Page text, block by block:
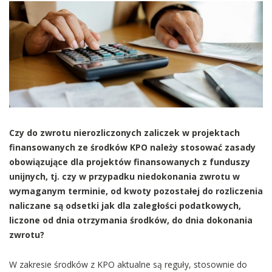
Czy do zwrotu nierozliczonych zaliczek w projektach
finansowanych ze środków KPO należy stosować zasady
obowiązujące dla projektów finansowanych z funduszy
unijnych, tj. czy w przypadku niedokonania zwrotu w
wymaganym terminie, od kwoty pozostałej do rozliczenia
naliczane są odsetki jak dla zaległości podatkowych,
liczone od dnia otrzymania środków, do dnia dokonania
zwrotu?
W zakresie środków z KPO aktualne są reguły, stosownie do